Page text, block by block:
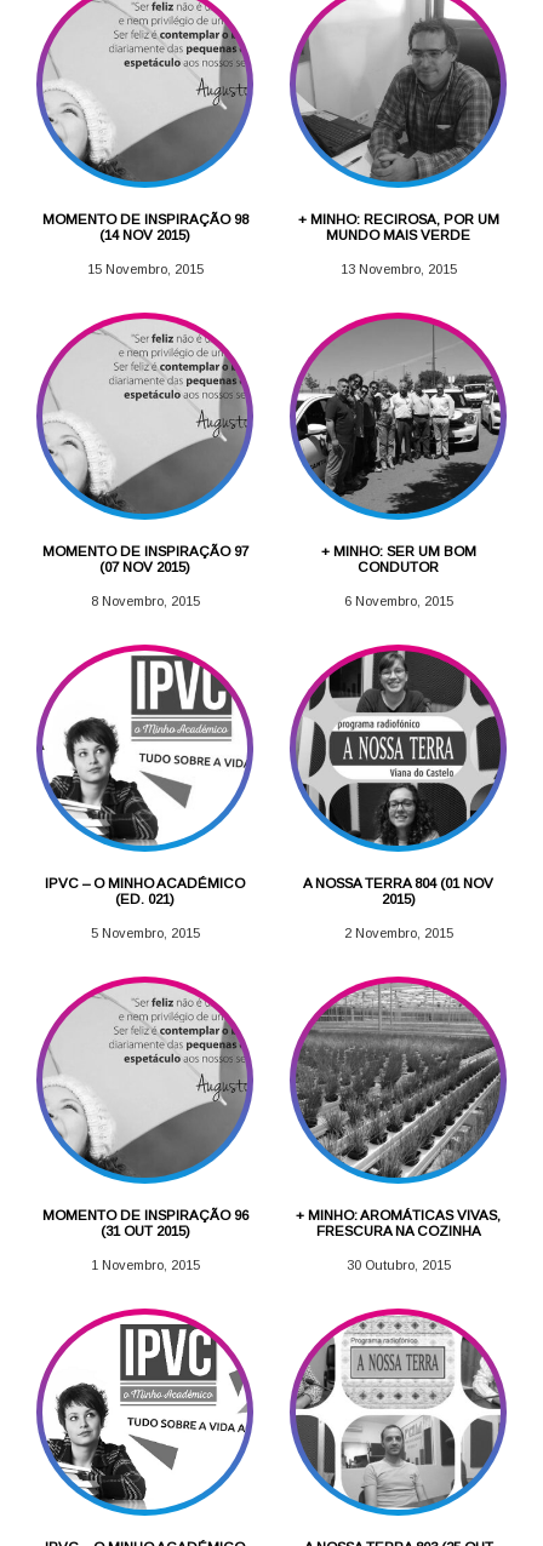
MOMENTO DE INSPIRAÇÃO 98
(14 NOV 2015)
15 Novembro, 2015
+ MINHO: RECIROSA, POR UM
MUNDO MAIS VERDE
13 Novembro, 2015
MOMENTO DE INSPIRAÇÃO 97
(07 NOV 2015)
8 Novembro, 2015
+ MINHO: SER UM BOM
CONDUTOR
6 Novembro, 2015
IPVC – O MINHO ACADÉMICO
(ED. 021)
5 Novembro, 2015
A NOSSA TERRA 804 (01 NOV
2015)
2 Novembro, 2015
MOMENTO DE INSPIRAÇÃO 96
(31 OUT 2015)
1 Novembro, 2015
+ MINHO: AROMÁTICAS VIVAS,
FRESCURA NA COZINHA
30 Outubro, 2015